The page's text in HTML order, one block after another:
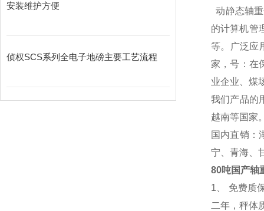
安装维护方便
侦权SCS系列全电子地磅主要工艺流程
动静态轴
的计算机管
等。广泛应
家，号：在
业企业、煤
我们产品的
越南等国家
国内直销：
宁、青海、
80吨国产轴
1 、 免费
二年，秤体